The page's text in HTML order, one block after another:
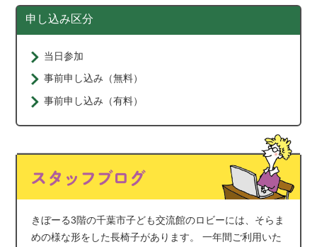
申し込み区分
当日参加
事前申し込み（無料）
事前申し込み（有料）
きぼーる3階の千葉市子ども交流館のロビーには、そらま
めの様な形をした長椅子があります。 一年間ご利用いた